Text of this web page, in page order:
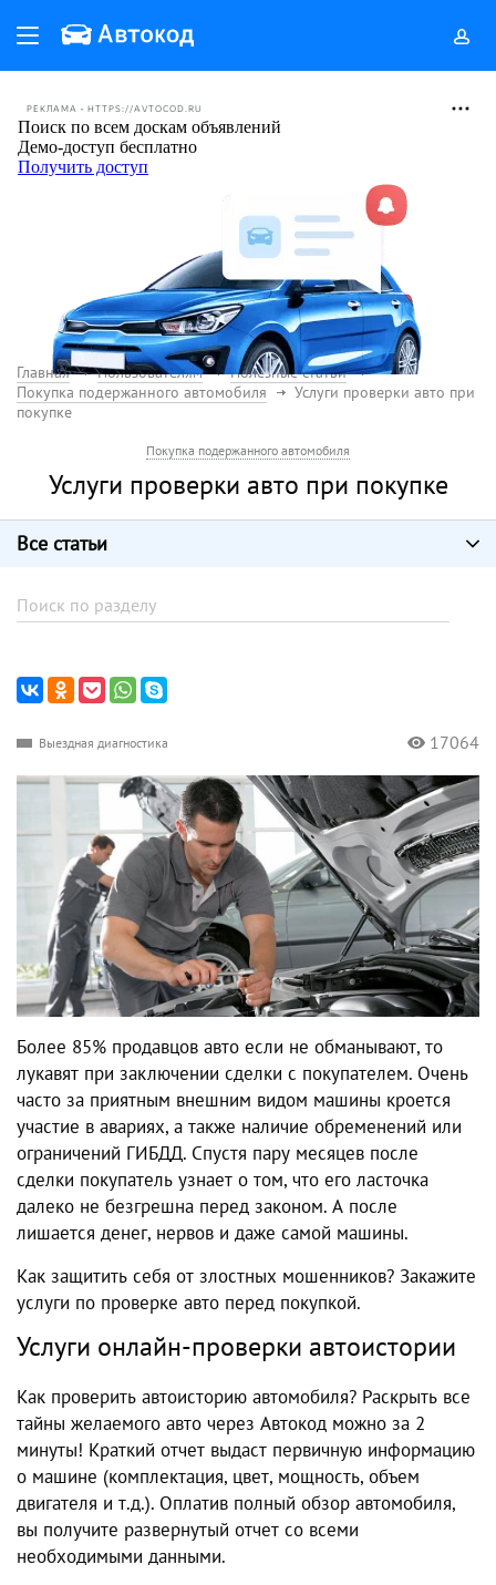
РЕКЛАМА • HTTPS://AVTOCOD.RU
Главная Пользователям
Полезные статьи
Покупка подержанного автомобиля
Услуги проверки авто при
покупке
Покупка подержанного автомобиля
Услуги проверки авто при покупке
Все статьи
Выездная диагностика 17064
Более 85% продавцов авто если не обманывают, то
лукавят при заключении сделки с покупателем. Очень
часто за приятным внешним видом машины кроется
участие в авариях, а также наличие обременений или
ограничений ГИБДД. Спустя пару месяцев после
сделки покупатель узнает о том, что его ласточка
далеко не безгрешна перед законом. А после
лишается денег, нервов и даже самой машины.
Как защитить себя от злостных мошенников? Закажите
услуги по проверке авто перед покупкой.
Услуги онлайн-проверки автоистории
Как проверить автоисторию автомобиля? Раскрыть все
тайны желаемого авто через Автокод можно за 2
минуты! Краткий отчет выдаст первичную информацию
о машине (комплектация, цвет, мощность, объем
двигателя и т.д.). Оплатив полный обзор автомобиля,
вы получите развернутый отчет со всеми
необходимыми данными.